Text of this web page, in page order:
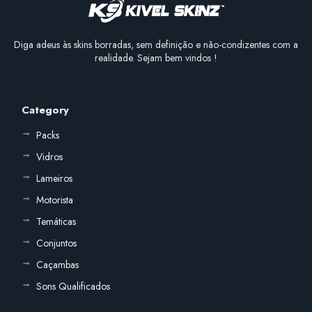
Diga adeus às skins borradas, sem definição e não-condizentes com a
realidade. Sejam bem vindos !
Category
Packs
Vidros
Lameiros
Motorista
Temáticas
Conjuntos
Caçambas
Sons Qualificados